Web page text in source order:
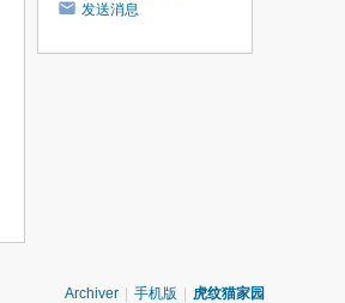
发送消息
Archiver 手机版 虎纹猫家园